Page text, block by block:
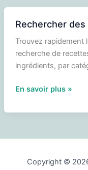
de
viande
et
du
poisson
Rechercher
Trouvez rapidement
recherche de
ingrédients, par
Rechercher
recettes
En savoir plus »
Copyright ©